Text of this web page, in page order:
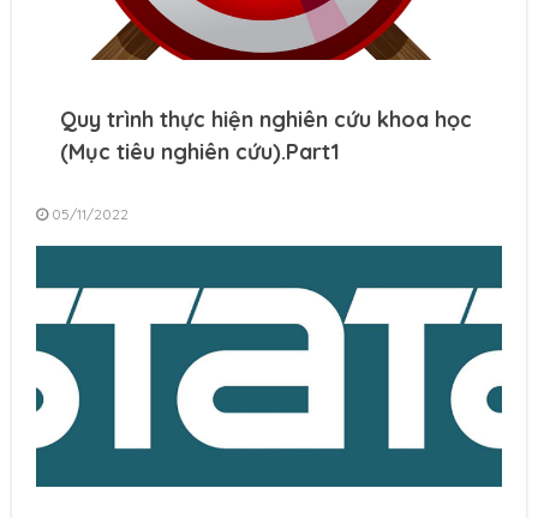
Quy trình thực hiện nghiên cứu khoa học
(Mục tiêu nghiên cứu).Part1
05/11/2022